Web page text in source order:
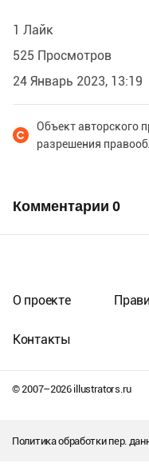
1 Лайк
525 Просмотров
24 Январь 2023, 13:19
Объект авторского
разрешения
Комментарии 0
© 2007–2026illustrators.ru
О проекте
Контакты
Политика обработки пер.